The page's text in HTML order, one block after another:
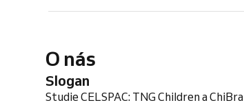
O nás
Slogan
Studie CELSPAC: TNG Children a ChiBra